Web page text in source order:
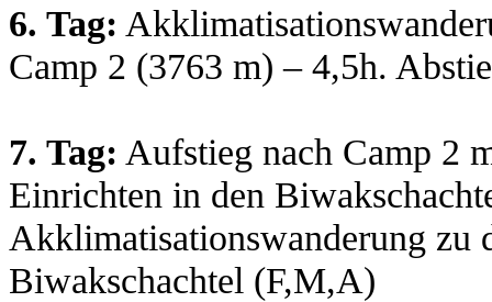
6. Tag:
Camp 2 (3763 m) – 4,5h.
7. Tag: Aufstieg nach Camp 2
Einrichten in den
Akklimatisationswanderung
Biwakschachtel (F,M,A)